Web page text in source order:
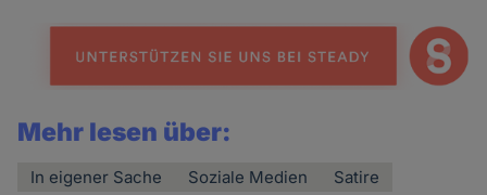
Mehr lesen über:
In eigener Sache Soziale Medien Satire